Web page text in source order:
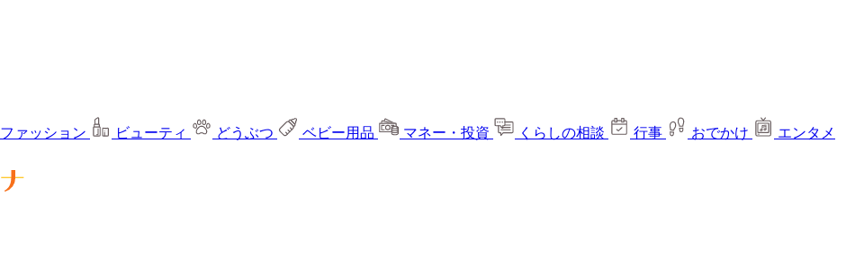
ファッション ビューティ どうぶつ ベビー用品 マネー・投資 くらしの相談 行事 おでかけ
エンタメ